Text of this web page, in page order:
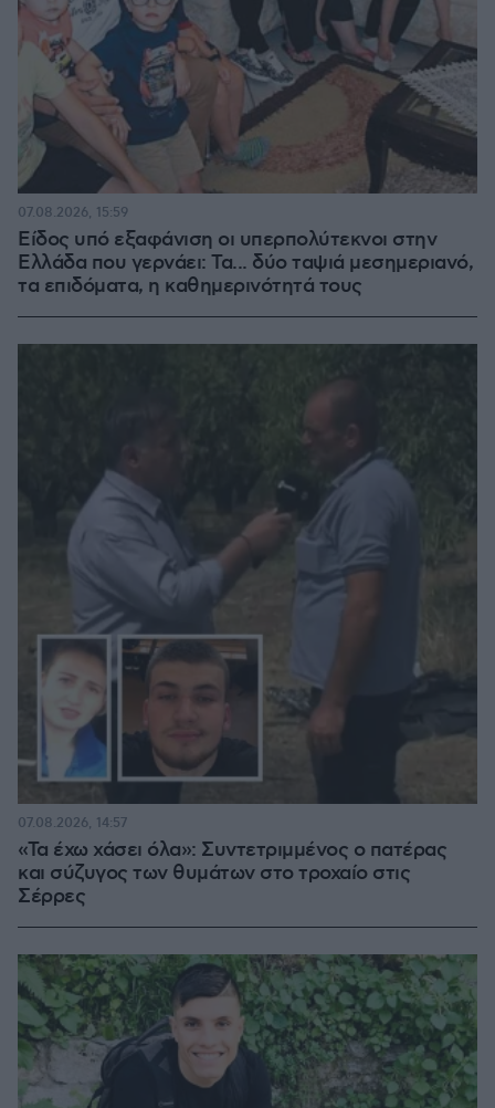
Είδος υπό εξαφάνιση οι υπερπολύτεκνοι στην
Ελλάδα που γερνάει: Τα... δύο ταψιά μεσημεριανό,
τα επιδόματα, η καθημερινότητά τους
07.08.2026, 15:59
«Τα έχω χάσει όλα»: Συντετριμμένος ο πατέρας
και σύζυγος των θυμάτων στο τροχαίο στις
Σέρρες
07.08.2026, 14:57